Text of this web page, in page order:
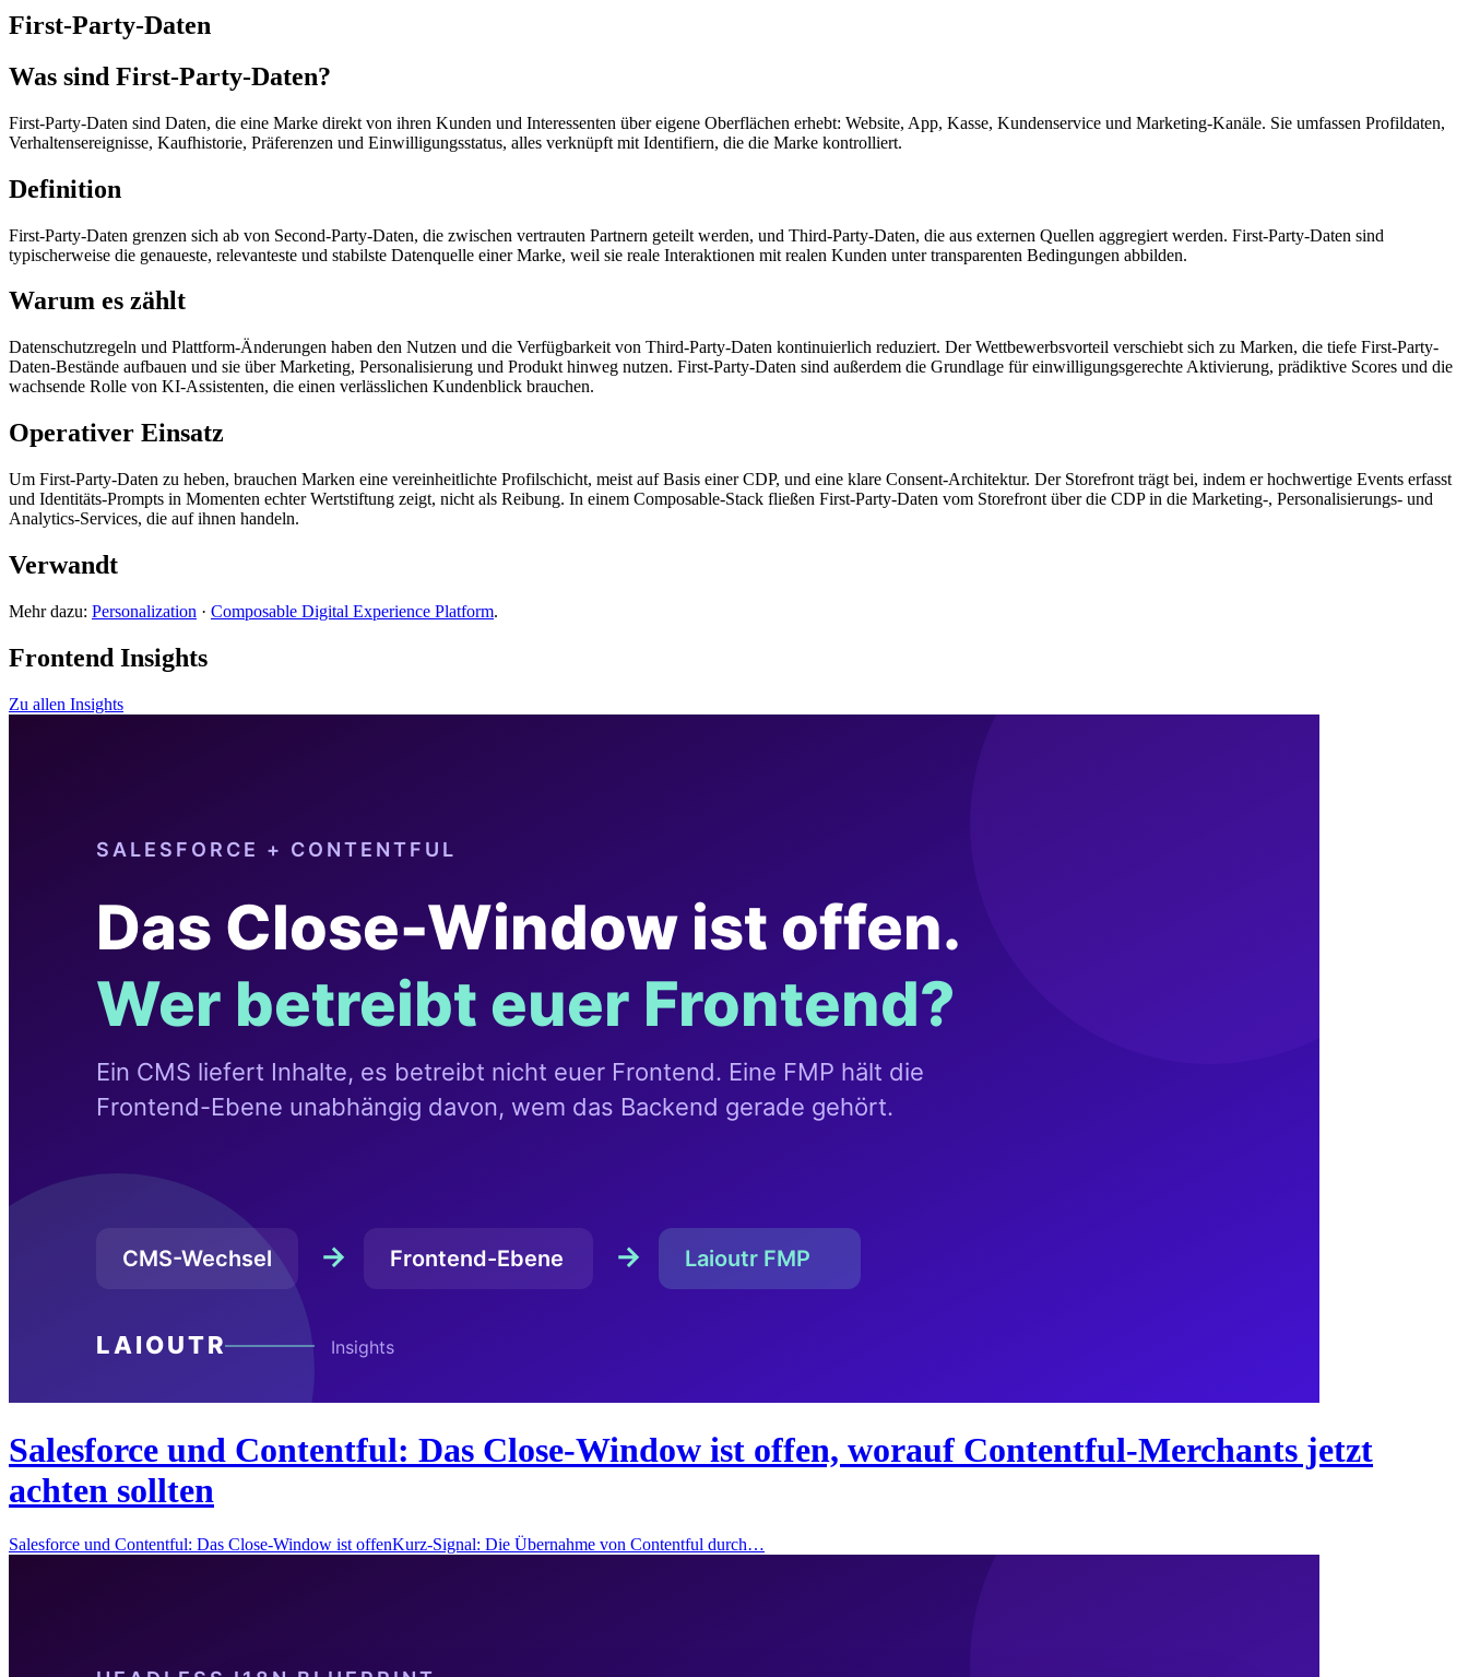
First-Party-Daten
Was sind First-Party-Daten?
First-Party-Daten sind Daten, die eine Marke direkt von ihren Kunden und Interessenten über eigene Oberflächen erhebt: Website, App, Kasse, Kundenservice und Marketing-Kanäle. Sie umfassen Profildaten,
Verhaltensereignisse, Kaufhistorie, Präferenzen und Einwilligungsstatus, alles verknüpft mit Identifiern, die die Marke kontrolliert.
Definition
First-Party-Daten grenzen sich ab von Second-Party-Daten, die zwischen vertrauten Partnern geteilt werden, und Third-Party-Daten, die aus externen Quellen aggregiert werden. First-Party-Daten sind
typischerweise die genaueste, relevanteste und stabilste Datenquelle einer Marke, weil sie reale Interaktionen mit realen Kunden unter transparenten Bedingungen abbilden.
Warum es zählt
Datenschutzregeln und Plattform-Änderungen haben den Nutzen und die Verfügbarkeit von Third-Party-Daten kontinuierlich reduziert. Der Wettbewerbsvorteil verschiebt sich zu Marken, die tiefe First-Party-
Daten-Bestände aufbauen und sie über Marketing, Personalisierung und Produkt hinweg nutzen. First-Party-Daten sind außerdem die Grundlage für einwilligungsgerechte Aktivierung, prädiktive Scores und die
wachsende Rolle von KI-Assistenten, die einen verlässlichen Kundenblick brauchen.
Operativer Einsatz
Um First-Party-Daten zu heben, brauchen Marken eine vereinheitlichte Profilschicht, meist auf Basis einer CDP, und eine klare Consent-Architektur. Der Storefront trägt bei, indem er hochwertige Events erfasst
und Identitäts-Prompts in Momenten echter Wertstiftung zeigt, nicht als Reibung. In einem Composable-Stack fließen First-Party-Daten vom Storefront über die CDP in die Marketing-, Personalisierungs- und
Analytics-Services, die auf ihnen handeln.
Verwandt
Mehr dazu: Personalization · Composable Digital Experience Platform.
Frontend Insights
Zu allen Insights
Salesforce und Contentful: Das Close-Window ist offen, worauf Contentful-Merchants jetzt
achten sollten
Salesforce und Contentful: Das Close-Window ist offenKurz-Signal: Die Übernahme von Contentful durch…